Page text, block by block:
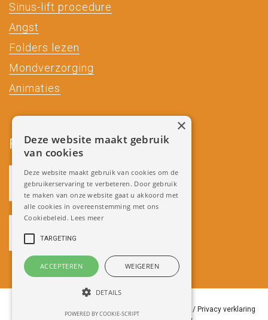
Sinus-lift procedure
Angst
Folders lezen
Mondverzorging
Animaties
Partners
/ Privacy verklaring
Deze website maakt gebruik
van cookies
Deze website maakt gebruik van cookies om de
gebruikerservaring te verbeteren. Door gebruik
te maken van onze website gaat u akkoord met
alle cookies in overeenstemming met ons
Cookiebeleid. Lees meer
TARGETING
ACCEPTEREN WEIGEREN
DETAILS
POWERED BY COOKIE-SCRIPT
×